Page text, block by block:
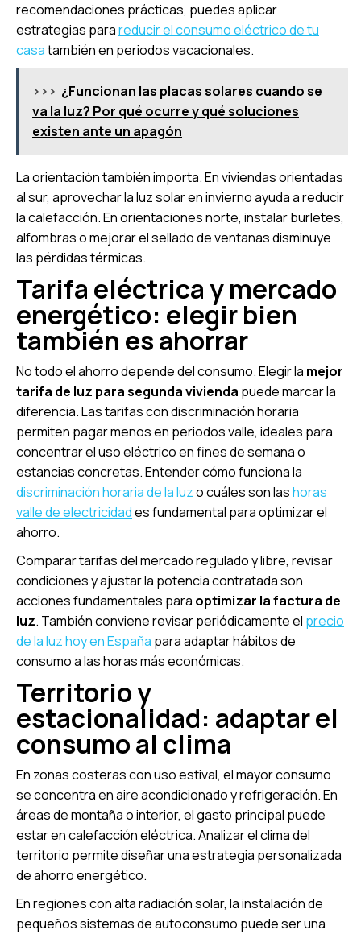
recomendaciones prácticas, puedes aplicar
estrategias parareducir el consumo eléctrico de tu
casatambién en periodos vacacionales.
>>> ¿Funcionan las placas solares cuando se
va la luz? Por qué ocurre y qué soluciones
existen ante un apagón
La orientación también importa. En viviendas orientadas
al sur, aprovechar la luz solar en invierno ayuda a reducir
la calefacción. En orientaciones norte, instalar burletes,
alfombras o mejorar el sellado de ventanas disminuye
las pérdidas térmicas.
Tarifa eléctrica y mercado
energético: elegir bien
también es ahorrar
No todo el ahorro depende del consumo. Elegir la mejor
tarifa de luz para segunda vivienda puede marcar la
diferencia. Las tarifas con discriminación horaria
permiten pagar menos en periodos valle, ideales para
concentrar el uso eléctrico en fines de semana o
estancias concretas. Entender cómo funciona la
discriminación horaria de la luzo cuáles son lashoras
valle de electricidades fundamental para optimizar el
ahorro.
Comparar tarifas del mercado regulado y libre, revisar
condiciones y ajustar la potencia contratada son
acciones fundamentales para optimizar la factura de
luz. También conviene revisar periódicamente el precio
de la luz hoy en España para adaptar hábitos de
consumo a las horas más económicas.
Territorio y
estacionalidad: adaptar el
consumo al clima
En zonas costeras con uso estival, el mayor consumo
se concentra en aire acondicionado y refrigeración. En
áreas de montaña o interior, el gasto principal puede
estar en calefacción eléctrica. Analizar el clima del
territorio permite diseñar una estrategia personalizada
de ahorro energético.
En regiones con alta radiación solar, la instalación de
pequeños sistemas de autoconsumo puede ser una